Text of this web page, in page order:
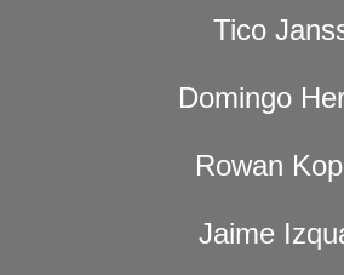
Tico
Domingo
Rowan
Jaime